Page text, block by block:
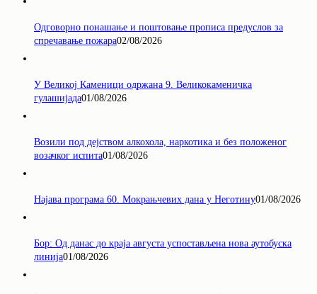
Одговорно понашање и поштовање прописа предуслов за
спречавање пожара02/08/2026
У Великој Каменици одржана 9. Великокаменичка
гулашијада01/08/2026
Возили под дејством алкохола, наркотика и без положеног
возачког испита01/08/2026
Најава програма 60. Мокрањчевих дана у Неготину01/08/2026
Бор: Од данас до краја августа успостављена нова аутобуска
линија01/08/2026